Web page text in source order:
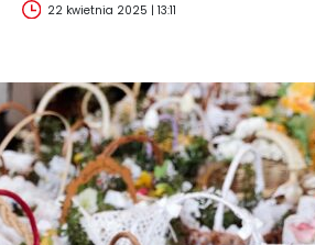
22 kwietnia 2025 | 13:11